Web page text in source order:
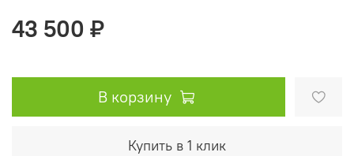
43 500 ₽
В корзину
Купить в 1 клик